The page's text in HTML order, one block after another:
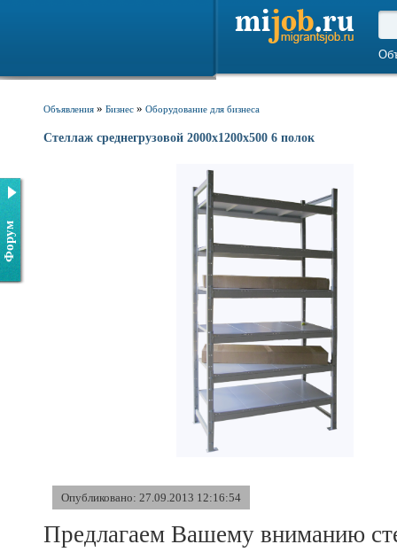
Форум
Объявления » Бизнес » Оборудование для бизнеса
Стеллаж среднегрузовой 2000х1200х500 6 полок
Опубликовано: 27.09.2013 12:16:54
Предлагаем Вашему вниманию